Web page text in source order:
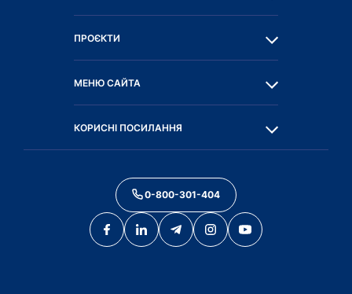
ПРОЄКТИ
МЕНЮ САЙТА
КОРИСНІ ПОСИЛАННЯ
0-800-301-404